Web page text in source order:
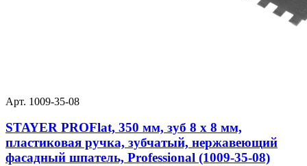
Арт. 1009-35-08
STAYER PROFlat, 350 мм, зуб 8 х 8 мм,
пластиковая ручка, зубчатый, нержавеющий
фасадный шпатель, Professional (1009-35-08)